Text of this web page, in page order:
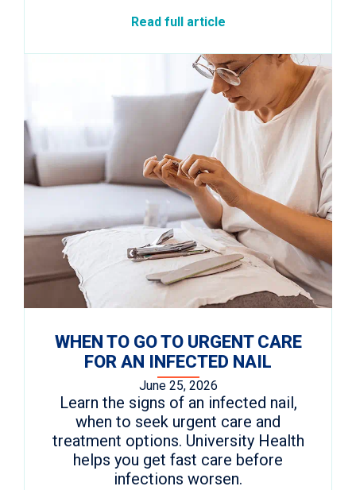
Read full article
WHEN TO GO TO URGENT CARE
FOR AN INFECTED NAIL
June 25, 2026
Learn the signs of an infected nail,
when to seek urgent care and
treatment options. University Health
helps you get fast care before
infections worsen.